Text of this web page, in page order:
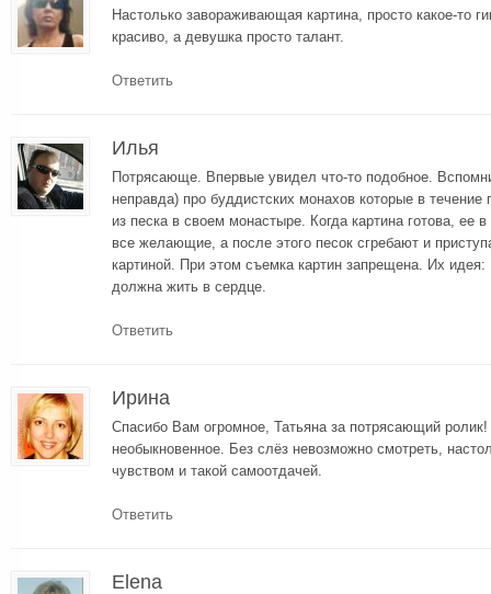
Настолько завораживающая картина, просто какое-то
красиво, а девушка просто талант.
Ответить
Илья
Потрясающе. Впервые увидел что-то подобное.
неправда) про буддистских монахов которые в
из песка в своем монастыре. Когда картина готова, ее
все желающие, а после этого песок сгребают и
картиной. При этом съемка картин запрещена. Их
должна жить в сердце.
Ответить
Ирина
Спасибо Вам огромное, Татьяна за потрясающий
необыкновенное. Без слёз невозможно смотреть,
чувством и такой самоотдачей.
Ответить
Elena